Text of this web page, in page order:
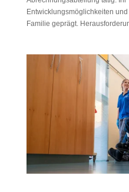
Entwicklungsmöglichkeiten
Familie geprägt.